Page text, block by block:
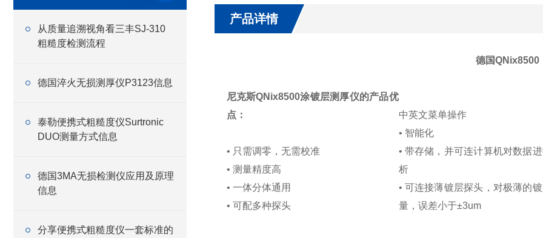
从质量追溯视角看三丰SJ-310
粗糙度检测流程
德国淬火无损测厚仪P3123信息
泰勒便携式粗糙度仪Surtronic
DUO测量方式信息
德国3MA无损检测仪应用及原理
信息
分享便携式粗糙度仪一套标准的
产品详情
德国QNix8500
尼克斯QNix8500涂镀层测厚仪的产品优
点：
• 只需调零，无需校准
• 测量精度高
• 一体分体通用
• 可配多种探头
中英文菜单操作
• 智能化
• 带存储，并可连计算机对数据
析
• 可连接薄镀层探头，对极薄的
量，误差小于±3um